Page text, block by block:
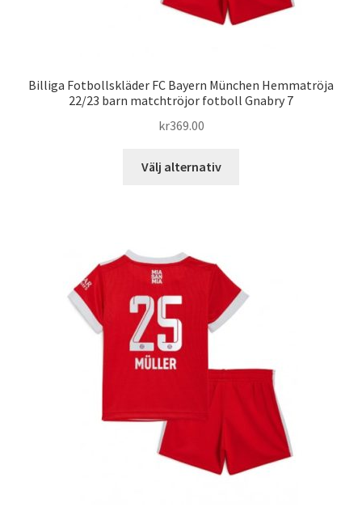
Billiga Fotbollskläder FC Bayern München Hemmatröja
22/23 barn matchtröjor fotboll Gnabry 7
kr369.00
Välj alternativ
olika
produktsidan